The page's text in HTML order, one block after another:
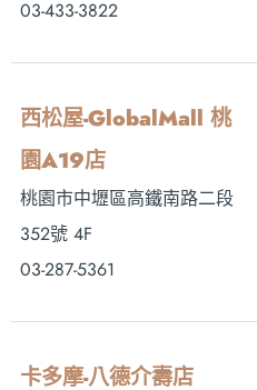
03-433-3822
西松屋-GlobalMall 桃
園A19店
桃園市中壢區高鐵南路二段
352號 4F
03-287-5361
卡多摩-八德介壽店